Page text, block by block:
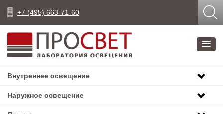
+7 (495) 663-71-60
Внутреннее освещение
Наружное освещение